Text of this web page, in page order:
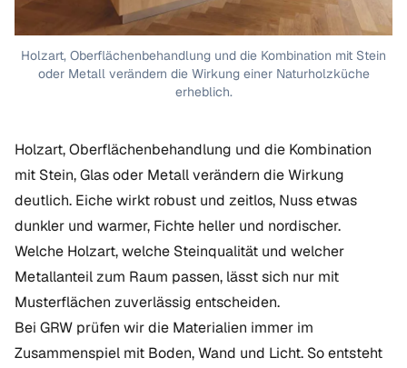
Holzart, Oberflächenbehandlung und die Kombination mit Stein
oder Metall verändern die Wirkung einer Naturholzküche
erheblich.
Holzart, Oberflächenbehandlung und die Kombination
mit Stein, Glas oder Metall verändern die Wirkung
deutlich. Eiche wirkt robust und zeitlos, Nuss etwas
dunkler und warmer, Fichte heller und nordischer.
Welche Holzart, welche Steinqualität und welcher
Metallanteil zum Raum passen, lässt sich nur mit
Musterflächen zuverlässig entscheiden.
Bei GRW prüfen wir die Materialien immer im
Zusammenspiel mit Boden, Wand und Licht. So entsteht